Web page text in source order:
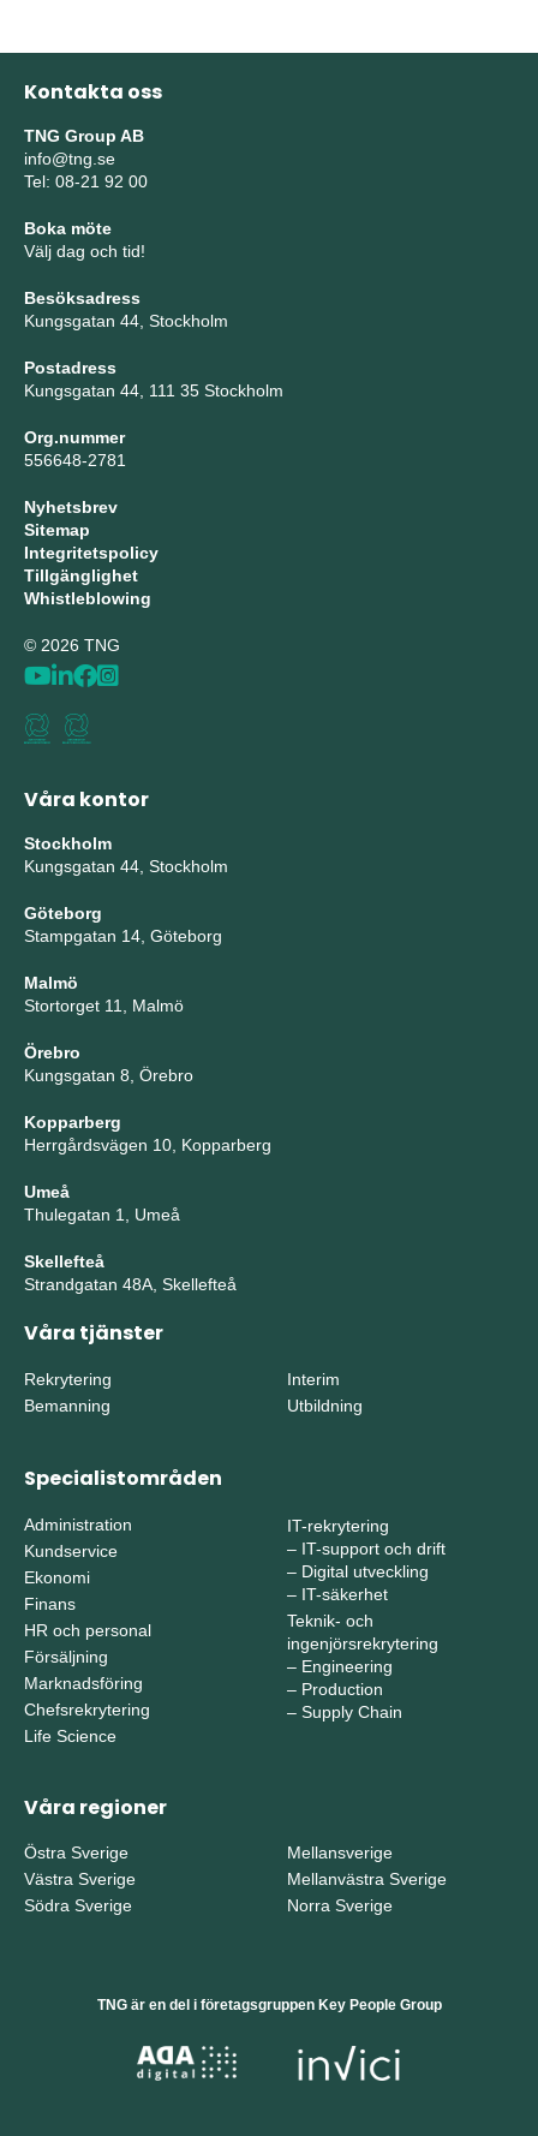
Kontakta oss
TNG Group AB
info@tng.se
Tel: 08-21 92 00
Boka möte
Välj dag och tid!
Besöksadress
Kungsgatan 44, Stockholm
Postadress
Kungsgatan 44, 111 35 Stockholm
Org.nummer
556648-2781
Nyhetsbrev
Sitemap
Integritetspolicy
Tillgänglighet
Whistleblowing
© 2026 TNG
Våra kontor
Stockholm
Kungsgatan 44, Stockholm
Göteborg
Stampgatan 14, Göteborg
Malmö
Stortorget 11, Malmö
Örebro
Kungsgatan 8, Örebro
Kopparberg
Herrgårdsvägen 10, Kopparberg
Umeå
Thulegatan 1, Umeå
Skellefteå
Strandgatan 48A, Skellefteå
Våra tjänster
Rekrytering
Bemanning
Interim
Utbildning
Specialistområden
Administration
Kundservice
Ekonomi
Finans
HR och personal
Försäljning
Marknadsföring
Chefsrekrytering
Life Science
IT-rekrytering
– IT-support och drift
– Digital utveckling
– IT-säkerhet
Teknik- och
ingenjörsrekrytering
– Engineering
– Production
– Supply Chain
Våra regioner
Östra Sverige
Västra Sverige
Södra Sverige
Mellansverige
Mellanvästra Sverige
Norra Sverige
TNG är en del i företagsgruppen Key People Group